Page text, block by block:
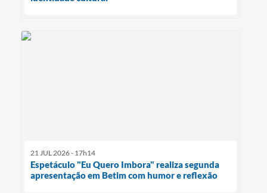
21 JUL 2026 - 17h14
Espetáculo "Eu Quero Imbora" realiza segunda
apresentação em Betim com humor e reflexão